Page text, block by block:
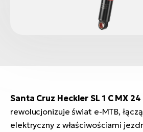
Santa Cruz Heckler SL 1 C MX 24
rewolucjonizuje świat e-MTB,
elektryczny z właściwościami